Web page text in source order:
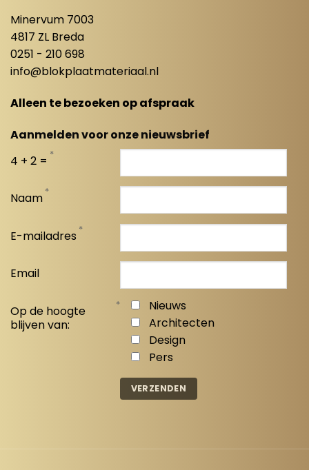
Minervum 7003
4817 ZL Breda
0251 - 210 698
info@blokplaatmateriaal.nl
Alleen te bezoeken op afspraak
Aanmelden voor onze nieuwsbrief
4 + 2 = *
Naam *
E-mailadres *
Email
Op de hoogte
blijven van:
*
Nieuws
Architecten
Design
Pers